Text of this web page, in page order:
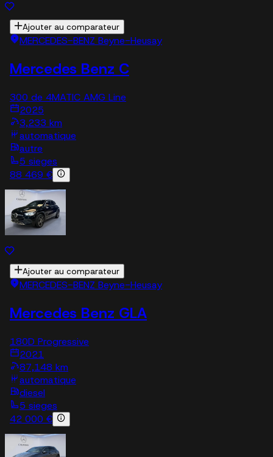
Ajouter au comparateur
MERCEDES-BENZ Beyne-Heusay
Mercedes Benz C
300 de 4MATIC AMG Line
2025
3,233 km
automatique
autre
5 sieges
88 469 €
Ajouter au comparateur
MERCEDES-BENZ Beyne-Heusay
Mercedes Benz GLA
180D Progressive
2021
87,148 km
automatique
diesel
5 sieges
42 000 €